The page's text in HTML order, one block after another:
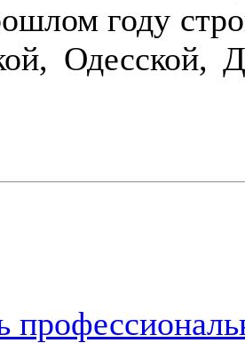
году
Одесской,